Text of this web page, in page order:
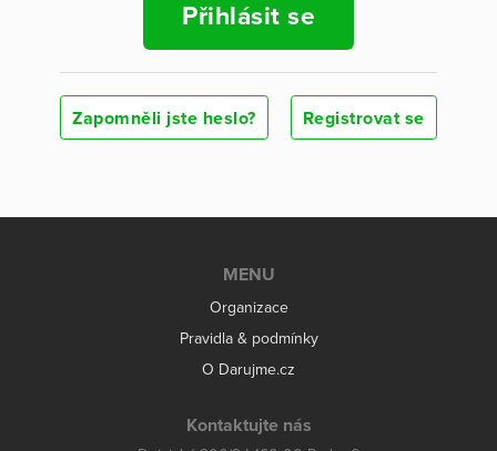
Přihlásit se
Zapomněli jste heslo? Registrovat se
MENU
Organizace
Pravidla & podmínky
O Darujme.cz
Kontaktujte nás